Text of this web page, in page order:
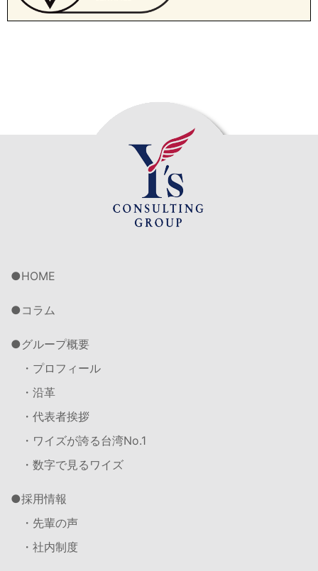
HOME
コラム
グループ概要
・プロフィール
・沿革
・代表者挨拶
・ワイズが誇る台湾No.1
・数字で見るワイズ
採用情報
・先輩の声
・社内制度